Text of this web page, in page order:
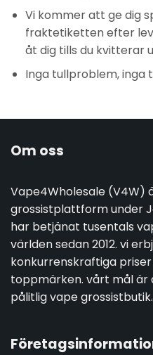
Vi kommer att ge dig
fraktetiketten efter
åt dig tills du kvitterar
Inga tullproblem, inga
Om oss
Vape4Wholesale (V4W)
grossistplattform under
har betjänat tusentals
världen sedan 2012. vi
konkurrenskraftiga
toppmärken. vårt mål är
pålitlig vape grossistbutik.